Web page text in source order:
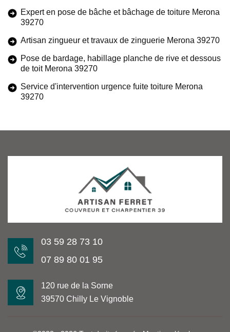
Expert en pose de bâche et bâchage de toiture Merona
39270
Artisan zingueur et travaux de zinguerie Merona 39270
Pose de bardage, habillage planche de rive et dessous
de toit Merona 39270
Service d'intervention urgence fuite toiture Merona
39270
03 59 28 73 10
07 89 80 01 95
120 rue de la Sorne
39570 Chilly Le Vignoble